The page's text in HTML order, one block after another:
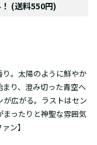
(送料550円)
。太陽のように鮮やか
り、澄み切った青空へ
広がる。ラストはセン
ったりと神聖な雰囲気
ン】